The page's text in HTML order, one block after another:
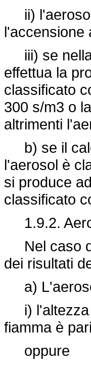
ii) l'aerosol
l'accensione
iii) se nella
effettua la
classificato
300 s/m3 o
altrimenti
b) se il
l'aerosol è
si produce
classificato
1.9.2.
Nel caso
dei risultati
a)
i) l'altezza
fiamma è
oppure